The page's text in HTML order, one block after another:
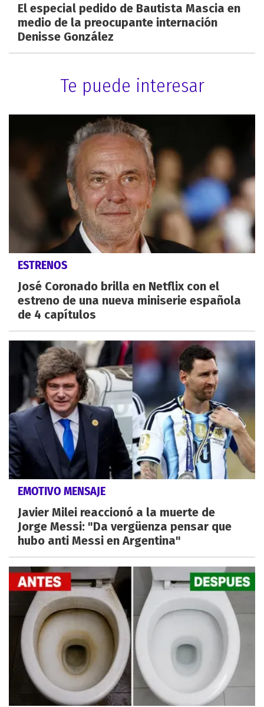
El especial pedido de Bautista Mascia en
medio de la preocupante internación
Denisse González
Te puede interesar
ESTRENOS
José Coronado brilla en Netflix con el
estreno de una nueva miniserie española
de 4 capítulos
EMOTIVO MENSAJE
Javier Milei reaccionó a la muerte de
Jorge Messi: "Da vergüenza pensar que
hubo anti Messi en Argentina"